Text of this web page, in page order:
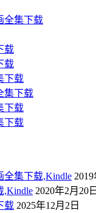
全集下载
载
载
下载
集下载
下载
下载
全集下载,Kindle
,Kindle 2020年2月20日
载 2025年12月2日